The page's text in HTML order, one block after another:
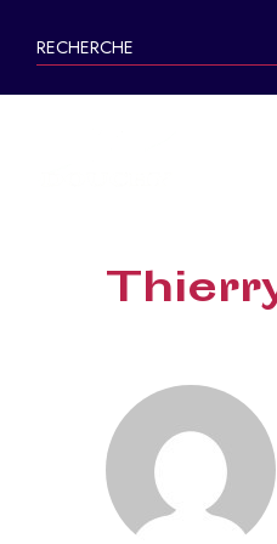
principal